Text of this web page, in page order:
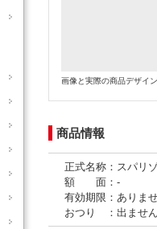
画像と実際の商品デザイ
商品情報
正式名称：スパリ
額 面：-
有効期限：ありま
おつり ：出ません